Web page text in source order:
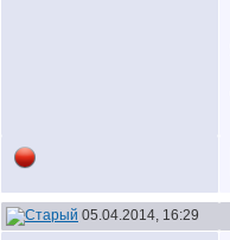
05.04.2014, 16:29